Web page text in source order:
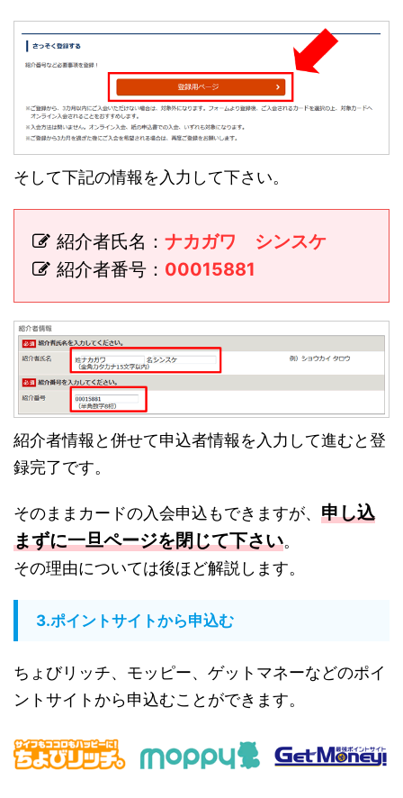
そして下記の情報を入力して下さい。
紹介者氏名： ナカガワ シンスケ
紹介者番号： 00015881
紹介者情報と併せて申込者情報を入力して進むと登
録完了です。
そのままカードの入会申込もできますが、 申し込
まずに一旦ページを閉じて下さい。
その理由については後ほど解説します。
3.ポイントサイトから申込む
ちょびリッチ、モッピー、ゲットマネーなどのポイ
ントサイトから申込むことができます。